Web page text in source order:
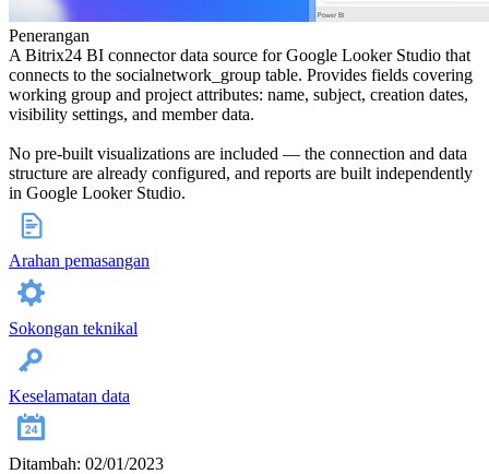
Penerangan
A Bitrix24 BI connector data source for Google Looker Studio that
connects to the socialnetwork_group table. Provides fields covering
working group and project attributes: name, subject, creation dates,
visibility settings, and member data.
No pre-built visualizations are included — the connection and data
structure are already configured, and reports are built independently
in Google Looker Studio.
Arahan pemasangan
Sokongan teknikal
Keselamatan data
Ditambah: 02/01/2023